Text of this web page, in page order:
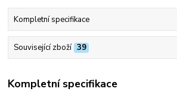
Kompletní specifikace
Související zboží 39
Kompletní specifikace